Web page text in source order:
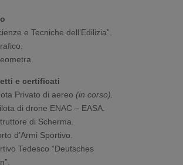
e Tecniche dell’Edilizia”.
e certificati
Privato di aereo (in corso).
di drone ENAC – EASA.
di Scherma.
d’Armi Sportivo.
Tedesco “Deutsches